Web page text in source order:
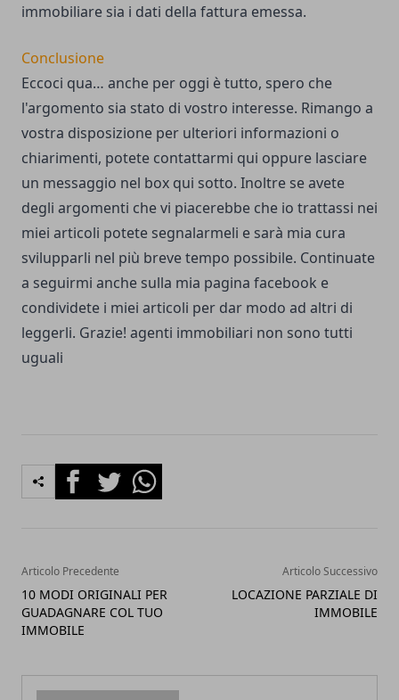
immobiliare sia i dati della fattura emessa.
Conclusione
Eccoci qua… anche per oggi è tutto, spero che
l'argomento sia stato di vostro interesse. Rimango a
vostra disposizione per ulteriori informazioni o
chiarimenti, potete contattarmi qui oppure lasciare
un messaggio nel box qui sotto. Inoltre se avete
degli argomenti che vi piacerebbe che io trattassi nei
miei articoli potete segnalarmeli e sarà mia cura
svilupparli nel più breve tempo possibile. Continuate
a seguirmi anche sulla mia pagina facebook e
condividete i miei articoli per dar modo ad altri di
leggerli. Grazie! agenti immobiliari non sono tutti
uguali
FacebookTwitterWhatsapp
Articolo Precedente
10 MODI ORIGINALI PER
GUADAGNARE COL TUO
IMMOBILE
Articolo Successivo
LOCAZIONE PARZIALE DI
IMMOBILE